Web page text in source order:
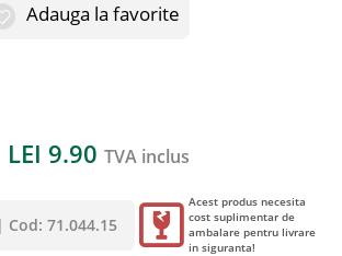
Adauga la favorite
LEI 9.90 TVA inclus
| Cod: 71.044.15
Acest produs necesita
cost suplimentar de
ambalare pentru livrare
in siguranta!